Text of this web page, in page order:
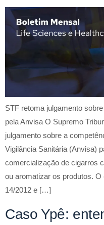
STF retoma julgamento
pela Anvisa O Supremo
julgamento sobre a
Vigilância Sanitária (Anvisa)
comercialização de cigarros
ou aromatizar os produtos.
14/2012 e […]
Caso Ypê: